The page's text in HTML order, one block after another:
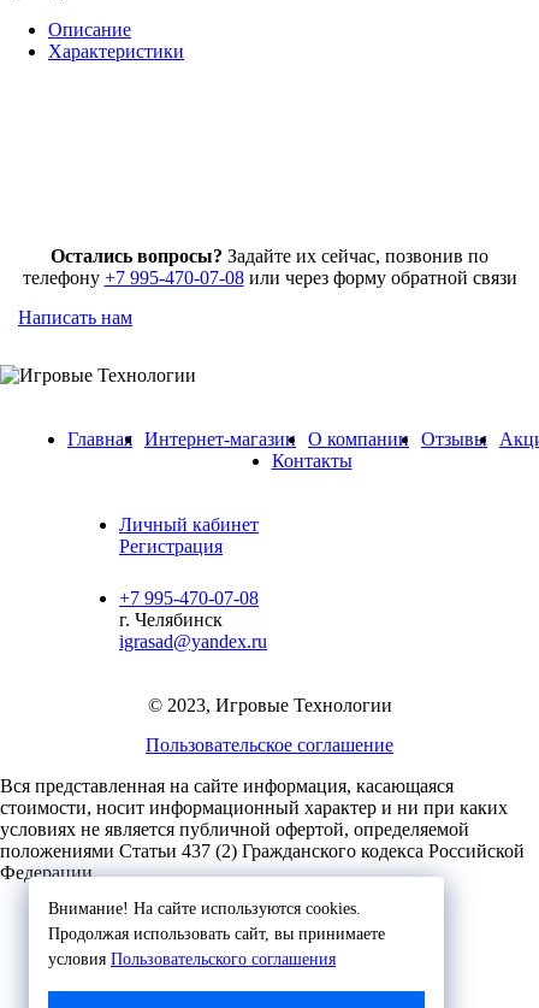
Описание
Характеристики
Внимание! На сайте используются cookies.
Продолжая использовать сайт, вы принимаете
условия Пользовательского соглашения
Остались вопросы? Задайте их сейчас, позвонив по
телефону +7 995-470-07-08или через форму обратной связи
Написать нам
Главная Интернет-магазин О компании Отзывы
Контакты
Личный кабинет
Регистрация
+7 995-470-07-08
г. Челябинск
igrasad@yandex.ru
© 2023, Игровые Технологии
Пользовательское соглашение
Вся представленная на сайте информация, касающаяся
стоимости, носит информационный характер и ни при каких
условиях не является публичной офертой, определяемой
положениями Статьи 437 (2) Гражданского кодекса Российской
Федерации.